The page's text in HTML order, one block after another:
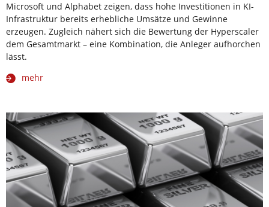
Microsoft und Alphabet zeigen, dass hohe Investitionen in KI-
Infrastruktur bereits erhebliche Umsätze und Gewinne
erzeugen. Zugleich nähert sich die Bewertung der Hyperscaler
dem Gesamtmarkt – eine Kombination, die Anleger aufhorchen
lässt.
mehr